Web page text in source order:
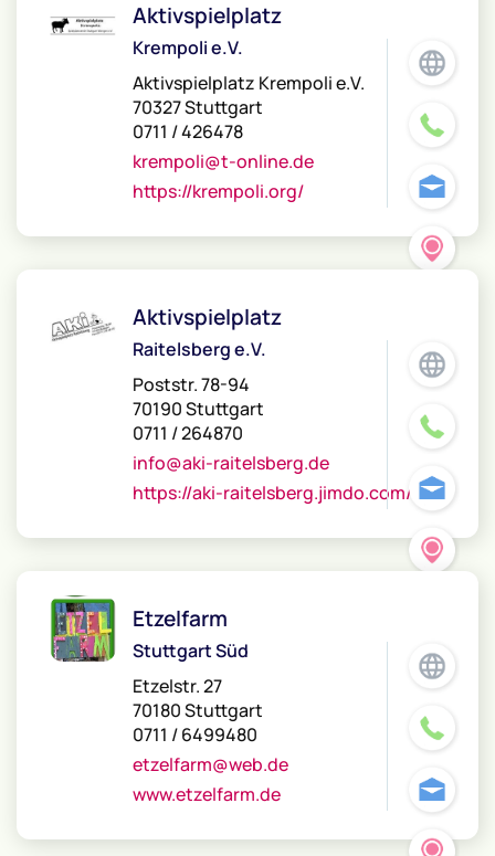
Aktivspielplatz
Krempoli e.V.
Aktivspielplatz Krempoli e.V.
70327 Stuttgart
0711 / 426478
krempoli@t-online.de
https://krempoli.org/
Aktivspielplatz
Raitelsberg e.V.
Poststr. 78-94
70190 Stuttgart
0711 / 264870
info@aki-raitelsberg.de
https://aki-raitelsberg.jimdo.com/
Etzelfarm
Stuttgart Süd
Etzelstr. 27
70180 Stuttgart
0711 / 6499480
etzelfarm@web.de
www.etzelfarm.de